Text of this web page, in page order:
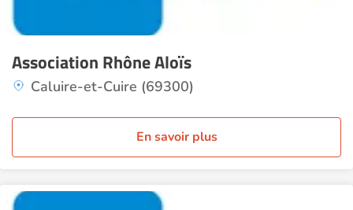
Association Rhône Aloïs
Caluire-et-Cuire (69300)
En savoir plus